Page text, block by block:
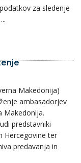
za sledenje
Makedonija)
ambasadorjev
Makedonija.
predstavniki
Hercegovine ter
predavanja in